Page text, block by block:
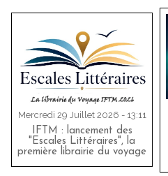
Mercredi 29 Juillet 2026 - 13:11
IFTM : lancement des
"Escales Littéraires", la
première librairie du voyage